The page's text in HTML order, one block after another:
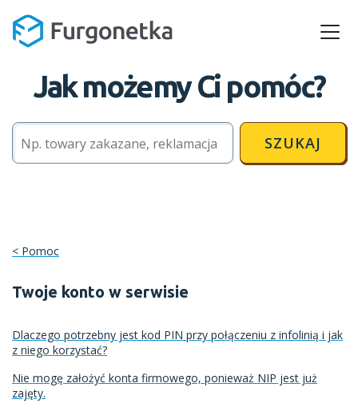
Jak możemy Ci pomóc?
SZUKAJ
Pomoc
Twoje konto w serwisie
Dlaczego potrzebny jest kod PIN przy połączeniu z infolinią i jak
z niego korzystać?
Nie mogę założyć konta firmowego, ponieważ NIP jest już
zajęty.